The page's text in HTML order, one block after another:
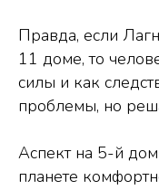
Правда, если
11 доме, то
силы и как
проблемы, но
Аспект на 5-й дом
планете